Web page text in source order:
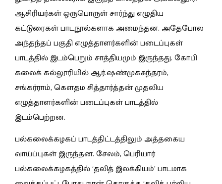
ஆசிரியர்கள் ஒருபொருள் சார்ந்து எழுதிய
கட்டுரைகள் பாடநூல்களாக அமைந்தன. அதேபோல
அந்தந்தப் பகுதி எழுத்தாளர்களின் படைப்புகள்
பாடத்தில் இடம்பெறும் சாத்தியமும் இருந்தது. கோபி
கலைக் கல்லூரியில் ஆர்.ஷண்முகசுந்தரம்,
சங்கர்ராம், கௌதம சித்தார்த்தன் முதலிய
எழுத்தாளர்களின் படைப்புகள் பாடத்தில்
இடம்பெற்றன.
பல்கலைக்கழகப் பாடத்திட்டத்திலும் அத்தகைய
வாய்ப்புகள் இருந்தன. சேலம், பெரியார்
பல்கலைக்கழகத்தில் ‘தலித் இலக்கியம்’ பாடமாக